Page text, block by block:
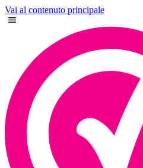
Vai al contenuto principale